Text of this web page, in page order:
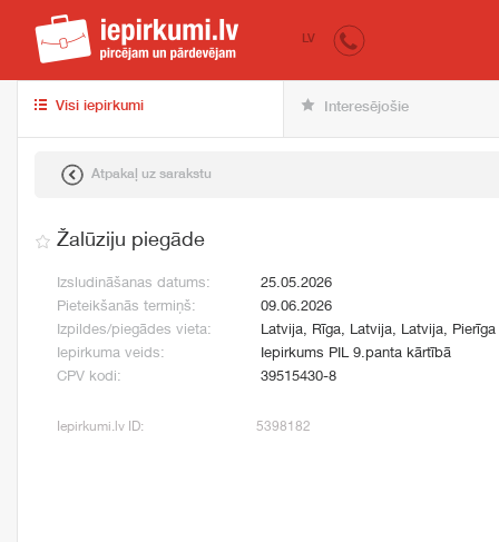
iepirkumi.lv
LV
Visi iepirkumi Interesējošie
Atpakaļ uz sarakstu
Žalūziju piegāde
Izsludināšanas datums:
25.05.2026
Pieteikšanās termiņš:
09.06.2026
Izpildes/piegādes vieta:
Latvija, Rīga, Latvija, Latvija, Pierīga
Iepirkuma veids:
Iepirkums PIL 9.panta kārtībā
CPV kodi:
39515430-8
Iepirkumi.lv ID: 5398182